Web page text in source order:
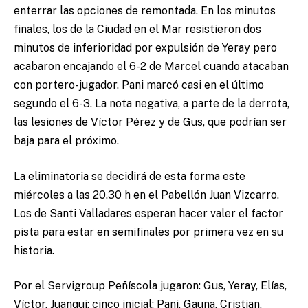
enterrar las opciones de remontada. En los minutos
finales, los de la Ciudad en el Mar resistieron dos
minutos de inferioridad por expulsión de Yeray pero
acabaron encajando el 6-2 de Marcel cuando atacaban
con portero-jugador. Pani marcó casi en el último
segundo el 6-3. La nota negativa, a parte de la derrota,
las lesiones de Víctor Pérez y de Gus, que podrían ser
baja para el próximo.
La eliminatoria se decidirá de esta forma este
miércoles a las 20.30 h en el Pabellón Juan Vizcarro.
Los de Santi Valladares esperan hacer valer el factor
pista para estar en semifinales por primera vez en su
historia.
Por el Servigroup Peñíscola jugaron: Gus, Yeray, Elías,
Víctor, Juanqui; cinco inicial; Pani, Gauna, Cristian,